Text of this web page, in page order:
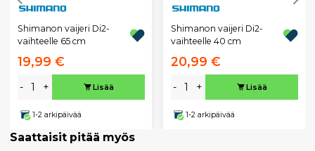
Shimanon vaijeri Di2-
vaihteelle 65 cm
19,99 €
- + Lisää
1-2 arkipäivää
Shimanon vaijeri Di2-
vaihteelle 40 cm
20,99 €
- + Lisää
1-2 arkipäivää
Saattaisit pitää myös